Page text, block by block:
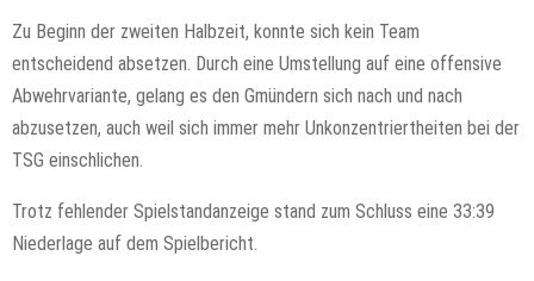
Zu Beginn der zweiten Halbzeit, konnte sich kein Team
entscheidend absetzen. Durch eine Umstellung auf eine offensive
Abwehrvariante, gelang es den Gmündern sich nach und nach
abzusetzen, auch weil sich immer mehr Unkonzentriertheiten bei der
TSG einschlichen.
Trotz fehlender Spielstandanzeige stand zum Schluss eine 33:39
Niederlage auf dem Spielbericht.